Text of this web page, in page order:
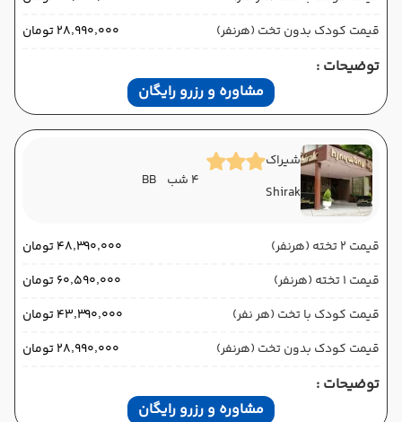
قیمت کودک بدون تخت (هرنفر)
۲۸٬۹۹۰٬۰۰۰ تومان
توضیحات :
مشاوره و رزرو رایگان
شیراک
Shirak
4 شب BB
قیمت 2 تخته (هرنفر)
۴۸٬۳۹۰٬۰۰۰ تومان
قیمت 1 تخته (هرنفر)
۶۰٬۵۹۰٬۰۰۰ تومان
قیمت کودک با تخت (هر نفر)
۴۳٬۳۹۰٬۰۰۰ تومان
قیمت کودک بدون تخت (هرنفر)
۲۸٬۹۹۰٬۰۰۰ تومان
توضیحات :
مشاوره و رزرو رایگان